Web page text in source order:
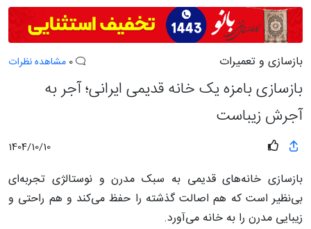
بازسازی و تعمیرات مشاهده نظرات
بازسازی بامزه یک خانه قدیمی ایرانی؛ آجر به
آجرش زیباست
1404/10/10
بازسازی خانه‌های قدیمی به سبک مدرن و نوستالژی تجربه‌ای
بی‌نظیر است که هم اصالت گذشته را حفظ می‌کند و هم راحتی و
زیبایی مدرن را به خانه می‌آورد.